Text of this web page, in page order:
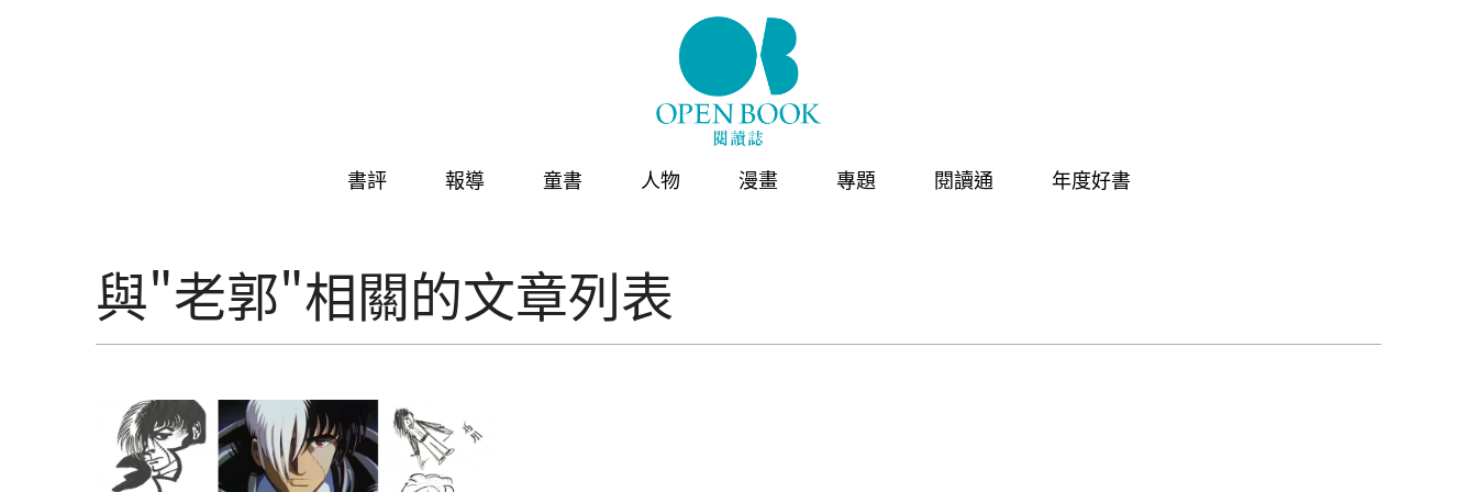
書評 報導 童書 人物 漫畫 專題 閱讀通 年度好書
與"老郭"相關的文章列表